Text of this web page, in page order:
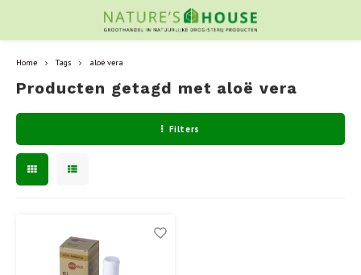
Home Tags aloë vera
Producten getagd met aloë vera
Filters